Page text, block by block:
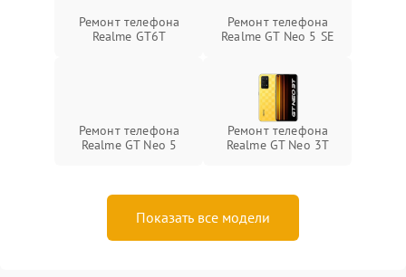
Ремонт телефона
Realme GT6T
Ремонт телефона
Realme GT Neo 5 SE
Ремонт телефона
Realme GT Neo 5
Ремонт телефона
Realme GT Neo 3T
Показать все модели